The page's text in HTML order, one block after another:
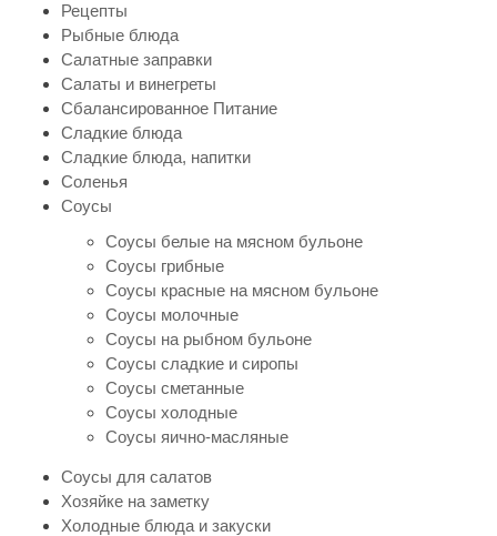
Рецепты
Рыбные блюда
Салатные заправки
Салаты и винегреты
Сбалансированное Питание
Сладкие блюда
Сладкие блюда, напитки
Соленья
Соусы
Соусы белые на мясном бульоне
Соусы грибные
Соусы красные на мясном бульоне
Соусы молочные
Соусы на рыбном бульоне
Соусы сладкие и сиропы
Соусы сметанные
Соусы холодные
Соусы яично-масляные
Соусы для салатов
Хозяйке на заметку
Холодные блюда и закуски